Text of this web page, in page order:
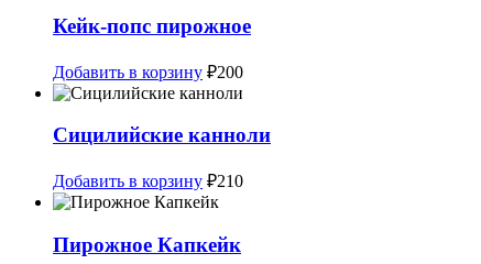
Кейк-попс пирожное
Добавить в корзину ₽200
Сицилийские канноли
Добавить в корзину ₽210
Пирожное Капкейк